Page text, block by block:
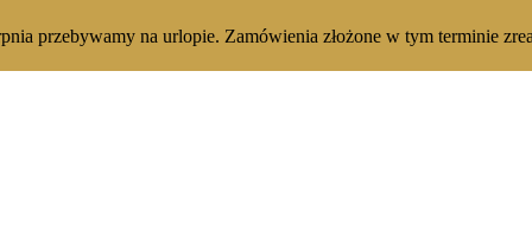
przebywamy na urlopie. Zamówienia złożone w tym terminie